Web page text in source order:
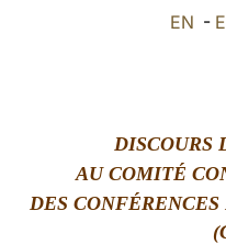
EN -
DISCOURS
AU COMITÉ
DES CONFÉRENCES